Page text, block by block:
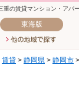
の賃貸マンション・アパ
東海版
賃貸 > 静岡県 > 静岡市